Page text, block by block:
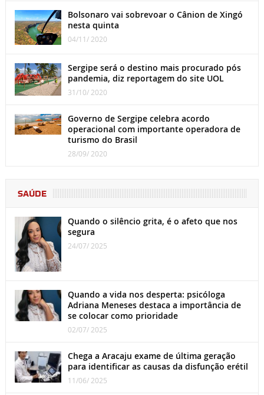
Bolsonaro vai sobrevoar o Cânion de Xingó
nesta quinta
04/11/ 2020
Sergipe será o destino mais procurado pós
pandemia, diz reportagem do site UOL
31/10/ 2020
Governo de Sergipe celebra acordo
operacional com importante operadora de
turismo do Brasil
28/09/ 2020
SAÚDE
Quando o silêncio grita, é o afeto que nos
segura
24/07/ 2025
Quando a vida nos desperta: psicóloga
Adriana Meneses destaca a importância de
se colocar como prioridade
02/07/ 2025
Chega a Aracaju exame de última geração
para identificar as causas da disfunção erétil
11/06/ 2025